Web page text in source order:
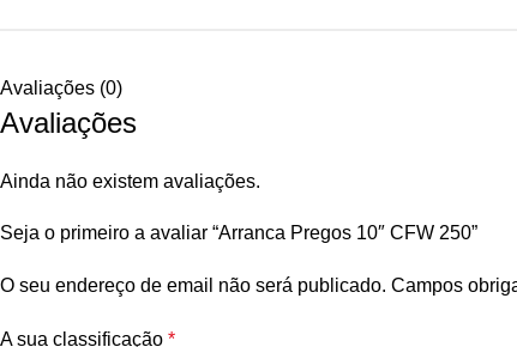
Avaliações (0)
Avaliações
Ainda não existem avaliações.
Seja o primeiro a avaliar “Arranca Pregos 10″ CFW 250”
O seu endereço de email não será publicado. Campos
A sua classificação *